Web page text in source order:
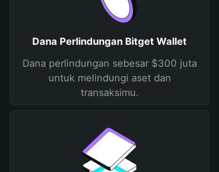
Dana Perlindungan Bitget Wallet
Dana perlindungan sebesar $300 juta
untuk melindungi aset dan
transaksimu.